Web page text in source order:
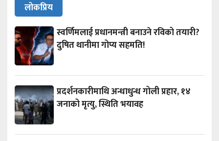
लोकप्रिय
स्वर्णिमलाई प्रधानमन्त्री बनाउने रविको तयारी?
दुषित थानीमा गोप्य सहमति!
प्रदर्शनकारीमाथि अन्धाधुन्ध गोली प्रहार, १४
जनाको मृत्यु, स्थिति भयावह